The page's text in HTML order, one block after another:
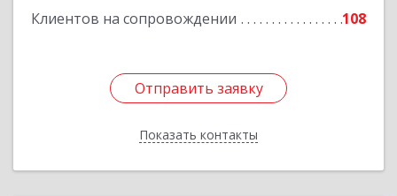
Клиентов на сопровождении 108
Отправить заявку
Показать контакты
Отправить заявку
Назад